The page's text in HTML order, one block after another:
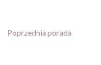
Poprzednia porada